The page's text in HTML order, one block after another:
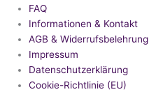
FAQ
Informationen & Kontakt
AGB & Widerrufsbelehrung
Impressum
Datenschutzerklärung
Cookie-Richtlinie (EU)